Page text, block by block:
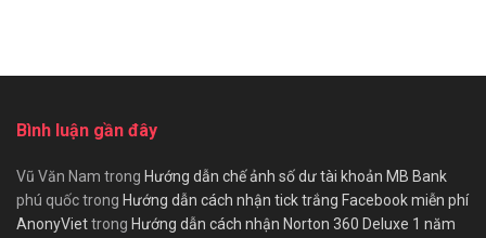
Bình luận gần đây
Vũ Văn Nam trong Hướng dẫn chế ảnh số dư tài khoản MB Bank
phú quốctrong Hướng dẫn cách nhận tick trắng Facebook miễn phí
AnonyViettrong Hướng dẫn cách nhận Norton 360 Deluxe 1 năm